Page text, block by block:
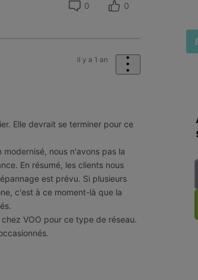
0 0
il y a 1 an
Elle devrait se terminer pour ce
nous n'avons pas la
En résumé, les clients nous
est prévu. Si plusieurs
c'est à ce moment-là que la
VOO pour ce type de réseau.